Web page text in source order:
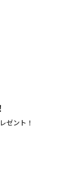
ゼント！